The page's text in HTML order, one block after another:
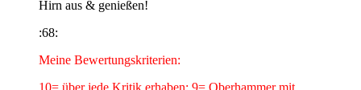
Hirn aus & genießen!
:68:
Meine Bewertungskriterien:
10= über jede Kritik erhaben; 9= Oberhammer mit